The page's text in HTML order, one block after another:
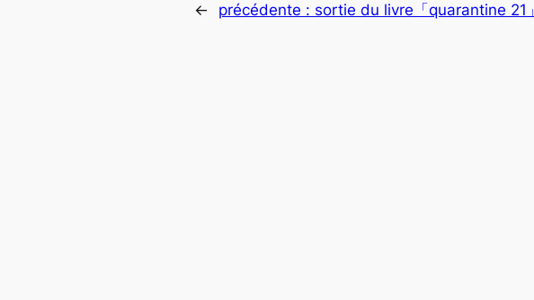
← précédente : sortie du livre「quarantine 21」